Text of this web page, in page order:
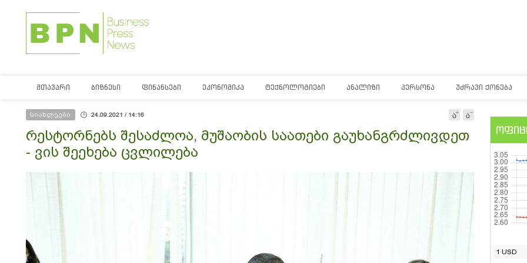
ᲛᲗᲐᲕᲐᲠᲘ ᲑᲘᲖᲜᲔᲡᲘ ᲤᲘᲜᲐᲜᲡᲔᲑᲘ ᲔᲙᲝᲜᲝᲛᲘᲙᲐ ᲢᲔᲥᲜᲝᲚᲝᲒᲘᲔᲑᲘ ᲐᲜᲐᲚᲘᲖᲘ ᲞᲔᲠᲡᲝᲜᲐ ᲣᲫᲠᲐᲕᲘ ᲥᲝᲜᲔᲑᲐ
სიახლეები 24.09.2021 / 14:16
რესტორნებს შესაძლოა, მუშაობის საათები გაუხანგრძლივდეთ
- ვის შეეხება ცვლილება
1 USD